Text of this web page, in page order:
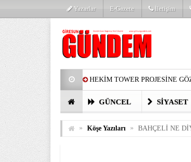
Yazarlar E-Gazete İletişim
HEKİM TOWER PROJESİNE
PARTİ’DE YENİ YÜZLER
GÜNCEL SIYASET
» Köşe Yazıları » BAHÇELİ NE